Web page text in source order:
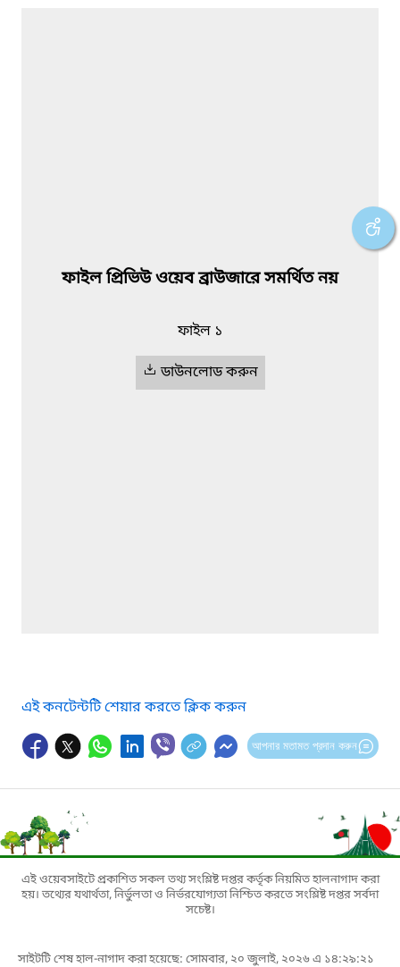
ফাইল প্রিভিউ ওয়েব ব্রাউজারে সমর্থিত নয়
ফাইল ১
ডাউনলোড করুন
এই কনটেন্টটি শেয়ার করতে ক্লিক করুন
আপনার মতামত প্রদান করুন
এই ওয়েবসাইটে প্রকাশিত সকল তথ্য সংশ্লিষ্ট দপ্তর কর্তৃক নিয়মিত হালনাগাদ করা
হয়। তথ্যের যথার্থতা, নির্ভুলতা ও নির্ভরযোগ্যতা নিশ্চিত করতে সংশ্লিষ্ট দপ্তর সর্বদা
সচেষ্ট।
সাইটটি শেষ হাল-নাগাদ করা হয়েছে: সোমবার, ২০ জুলাই, ২০২৬ এ ১৪:২৯:২১